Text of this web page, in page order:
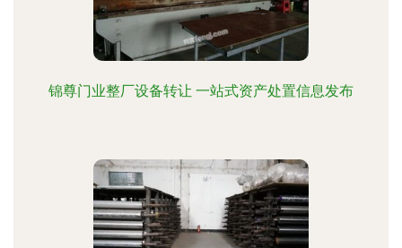
锦尊门业整厂设备转让 一站式资产处置信息发布